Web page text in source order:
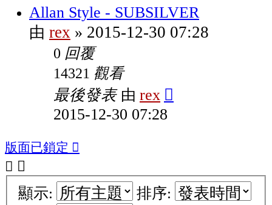
Allan Style - SUBSILVER
由 rex » 2015-12-30 07:28
0 回覆
14321 觀看
最後發表 由 rex
2015-12-30 07:28
版面已鎖定
顯示:
排序: